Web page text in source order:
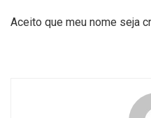
Aceito que meu nome seja